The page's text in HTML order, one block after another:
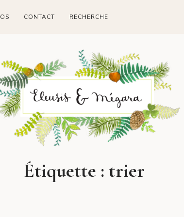
CONTACT RECHERCHE
Étiquette : trier